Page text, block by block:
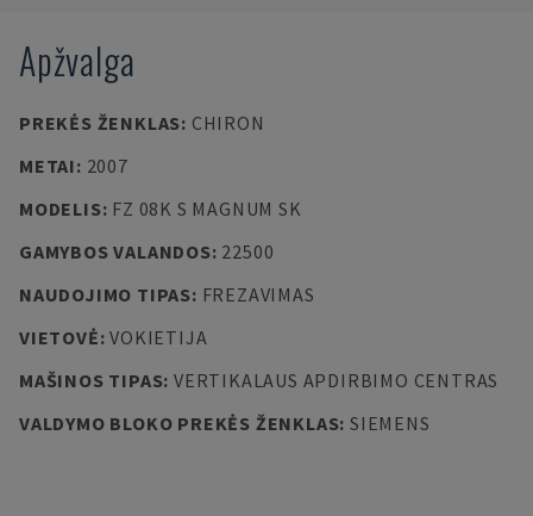
Apžvalga
PREKĖS ŽENKLAS: CHIRON
METAI: 2007
MODELIS: FZ 08K S MAGNUM SK
GAMYBOS VALANDOS: 22500
NAUDOJIMO TIPAS: FREZAVIMAS
VIETOVĖ:VOKIETIJA
MAŠINOS TIPAS: VERTIKALAUS APDIRBIMO CENTRAS
VALDYMO BLOKO PREKĖS ŽENKLAS: SIEMENS